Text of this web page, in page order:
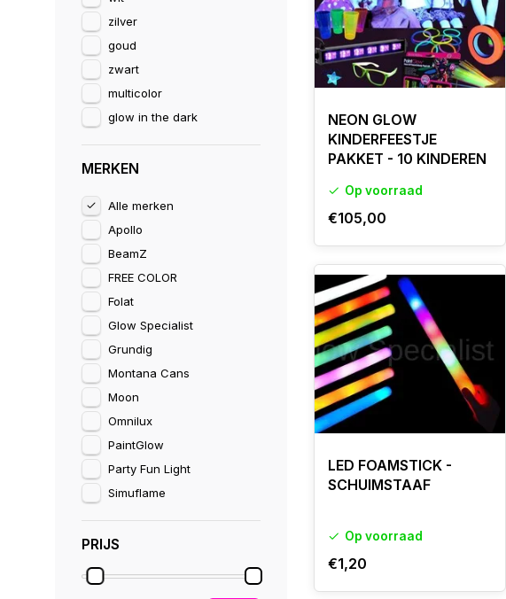
zilver
goud
zwart
multicolor
glow in the dark
MERKEN
Alle merken
Apollo
BeamZ
FREE COLOR
Folat
Glow Specialist
Grundig
Montana Cans
Moon
Omnilux
PaintGlow
Party Fun Light
Simuflame
PRIJS
NEON GLOW
KINDERFEESTJE
PAKKET - 10 KINDEREN
Op voorraad
€105,00
LED FOAMSTICK -
SCHUIMSTAAF
Op voorraad
€1,20